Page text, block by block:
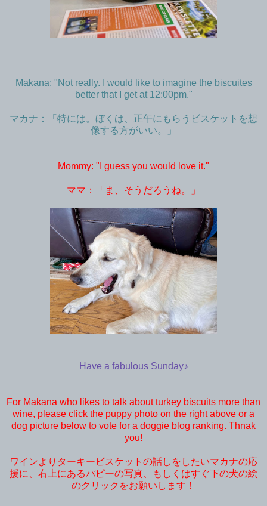
Makana: "Not really. I would like to imagine the biscuites
better that I get at 12:00pm."
マカナ：「特には。ぼくは、正午にもらうビスケットを想
像する方がいい。」
Mommy: "I guess you would love it."
ママ：「ま、そうだろうね。」
Have a fabulous Sunday♪
For Makana who likes to talk about turkey biscuits more than
wine, please click the puppy photo on the right above or a
dog picture below to vote for a doggie blog ranking. Thnak
you!
ワインよりターキービスケットの話しをしたいマカナの応
援に、右上にあるパピーの写真、もしくはすぐ下の犬の絵
のクリックをお願いします！